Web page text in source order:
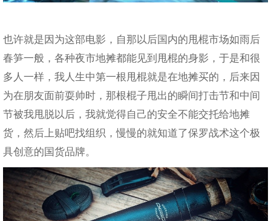
也许就是因为这部电影，自那以后国内的甩棍市场如雨后
春笋一般，各种夜市地摊都能见到甩棍的身影，于是和很
多人一样，我人生中第一根甩棍就是在地摊买的，后来因
为在朋友面前耍帅时，那根棍子甩出的瞬间打击节和中间
节被我甩脱以后，我就觉得自己的安全不能交托给地摊
货，然后上贴吧找组织，慢慢的就知道了保罗战术这个极
具创意的国货品牌。